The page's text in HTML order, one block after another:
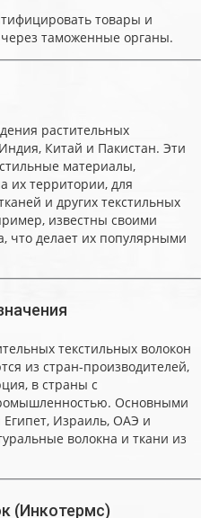
товары и
таможенные органы.
растительных
Китай и Пакистан. Эти
материалы,
их территории, для
и других текстильных
известны своими
что делает их популярными
текстильных волокон
из стран-производителей,
в страны с
Основными
Израиль, ОАЭ и
волокна и ткани из
(Инкотермс)